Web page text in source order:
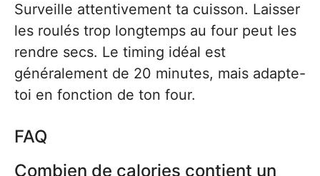
Surveille attentivement ta cuisson. Laisser
les roulés trop longtemps au four peut les
rendre secs. Le timing idéal est
généralement de 20 minutes, mais adapte-
toi en fonction de ton four.
FAQ
Combien de calories contient un